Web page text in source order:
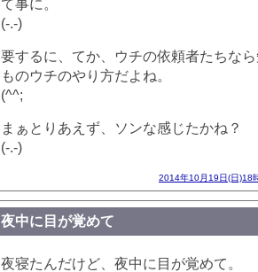
て事に。
(-.-)
要するに、てか、ウチの依頼者たちな
ものウチのやり方だよね。
(^^;
まぁとりあえず、ソンな感じたかね？
(-.-)
2014年10月19日(日)18
夜中に目が覚めて
夜寝たんだけど、夜中に目が覚めて。